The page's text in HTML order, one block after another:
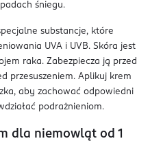
śniegu.
substancje, które
UVA i UVB. Skóra jest
raka. Zabezpiecza ją przed
przesuszeniem. Aplikuj krem
aby zachować odpowiedni
podrażnieniom.
dla niemowląt od 1